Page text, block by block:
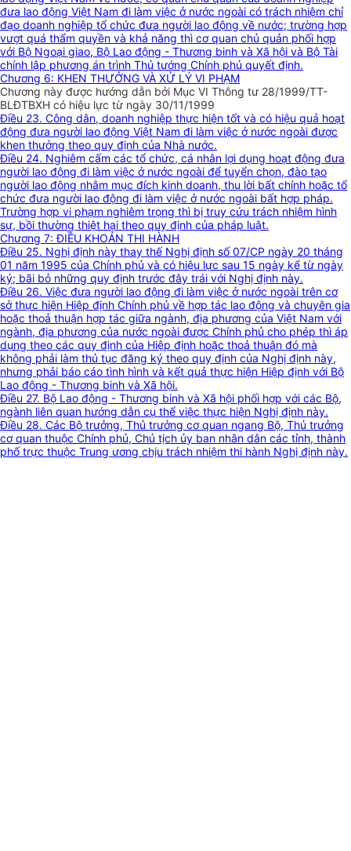
đưa lao động Việt Nam đi làm việc ở nước ngoài có trách nhiệm chỉ
đạo doanh nghiệp tổ chức đưa người lao động về nước; trường hợp
vượt quá thẩm quyền và khả năng thì cơ quan chủ quản phối hợp
với Bộ Ngoại giao, Bộ Lao động - Thương binh và Xã hội và Bộ Tài
chính lập phương án trình Thủ tướng Chính phủ quyết định.
Chương 6: KHEN THƯỞNG VÀ XỬ LÝ VI PHẠM
Chương này được hướng dẫn bởi Mục VI Thông tư 28/1999/TT-
BLĐTBXH có hiệu lực từ ngày 30/11/1999
Điều 23. Công dân, doanh nghiệp thực hiện tốt và có hiệu quả hoạt
động đưa người lao động Việt Nam đi làm việc ở nước ngoài được
khen thưởng theo quy định của Nhà nước.
Điều 24. Nghiêm cấm các tổ chức, cá nhân lợi dụng hoạt động đưa
người lao động đi làm việc ở nước ngoài để tuyển chọn, đào tạo
người lao động nhằm mục đích kinh doanh, thu lời bất chính hoặc tổ
chức đưa người lao động đi làm việc ở nước ngoài bất hợp pháp.
Trường hợp vi phạm nghiêm trọng thì bị truy cứu trách nhiệm hình
sự, bồi thường thiệt hại theo quy định của pháp luật.
Chương 7: ĐIỀU KHOẢN THI HÀNH
Điều 25. Nghị định này thay thế Nghị định số 07/CP ngày 20 tháng
01 năm 1995 của Chính phủ và có hiệu lực sau 15 ngày kể từ ngày
ký; bãi bỏ những quy định trước đây trái với Nghị định này.
Điều 26. Việc đưa người lao động đi làm việc ở nước ngoài trên cơ
sở thực hiện Hiệp định Chính phủ về hợp tác lao động và chuyên gia
hoặc thoả thuận hợp tác giữa ngành, địa phương của Việt Nam với
ngành, địa phương của nước ngoài được Chính phủ cho phép thì áp
dụng theo các quy định của Hiệp định hoặc thoả thuận đó mà
không phải làm thủ tục đăng ký theo quy định của Nghị định này,
nhưng phải báo cáo tình hình và kết quả thực hiện Hiệp định với Bộ
Lao động - Thương binh và Xã hội.
Điều 27. Bộ Lao động - Thương binh và Xã hội phối hợp với các Bộ,
ngành liên quan hướng dẫn cụ thể việc thực hiện Nghị định này.
Điều 28. Các Bộ trưởng, Thủ trưởng cơ quan ngang Bộ, Thủ trưởng
cơ quan thuộc Chính phủ, Chủ tịch ủy ban nhân dân các tỉnh, thành
phố trực thuộc Trung ương chịu trách nhiệm thi hành Nghị định này.